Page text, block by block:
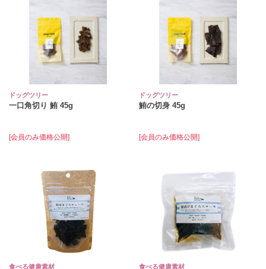
ドッグツリー
一口角切り 鮪 45g
[会員のみ価格公開]
ドッグツリー
鮪の切身 45g
[会員のみ価格公開]
食べる健康素材 食べる健康素材